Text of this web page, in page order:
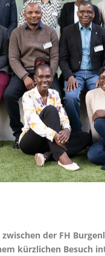
der FH
kürzlichen Besuch